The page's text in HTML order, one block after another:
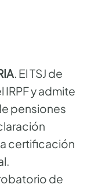
. El TSJ de
y admite
pensiones
certificación
de